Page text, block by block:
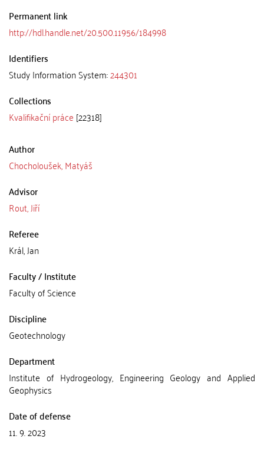
Permanent link
http://hdl.handle.net/20.500.11956/184998
Identifiers
Study Information System:244301
Collections
Kvalifikační práce [22318]
Author
Chocholoušek, Matyáš
Advisor
Rout, Jiří
Referee
Král, Jan
Faculty / Institute
Faculty of Science
Discipline
Geotechnology
Department
Institute of Hydrogeology, Engineering Geology and Applied
Geophysics
Date of defense
11. 9. 2023